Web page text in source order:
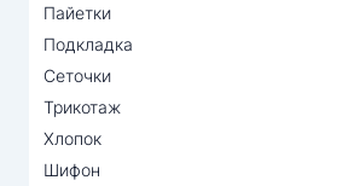
Пайетки
Подкладка
Сеточки
Трикотаж
Хлопок
Шифон